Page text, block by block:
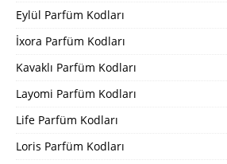
Eylül Parfüm Kodları
İxora Parfüm Kodları
Kavaklı Parfüm Kodları
Layomi Parfüm Kodları
Life Parfüm Kodları
Loris Parfüm Kodları